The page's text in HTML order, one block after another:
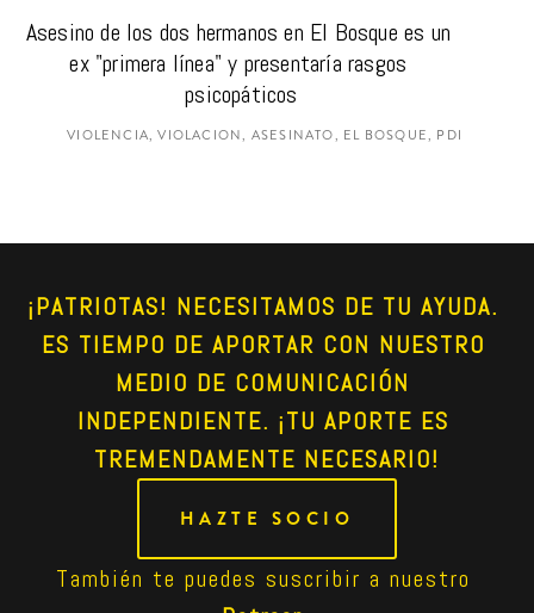
Asesino de los dos hermanos en El Bosque es un
ex "primera línea" y presentaría rasgos
psicopáticos
VIOLENCIA, VIOLACION, ASESINATO, EL BOSQUE, PDI
¡PATRIOTAS! NECESITAMOS DE TU AYUDA.
ES TIEMPO DE APORTAR CON NUESTRO
MEDIO DE COMUNICACIÓN
INDEPENDIENTE. ¡TU APORTE ES
TREMENDAMENTE NECESARIO!
HAZTE SOCIO